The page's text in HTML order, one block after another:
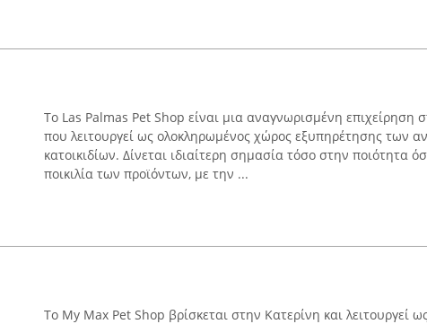
Το Las Palmas Pet Shop είναι μια αναγνωρισμένη επιχείρηση
που λειτουργεί ως ολοκληρωμένος χώρος εξυπηρέτησης των
κατοικιδίων. Δίνεται ιδιαίτερη σημασία τόσο στην ποιότητα
ποικιλία των προϊόντων, με την ...
Το My Max Pet Shop βρίσκεται στην Κατερίνη και λειτουργεί